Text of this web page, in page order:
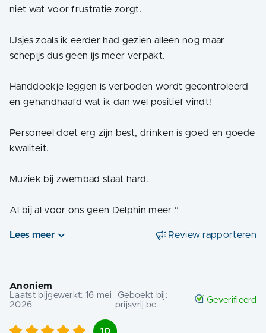
niet wat voor frustratie zorgt.
IJsjes zoals ik eerder had gezien alleen nog maar
schepijs dus geen ijs meer verpakt.
Handdoekje leggen is verboden wordt gecontroleerd
en gehandhaafd wat ik dan wel positief vindt!
Personeel doet erg zijn best, drinken is goed en goede
kwaliteit.
Muziek bij zwembad staat hard.
Al bij al voor ons geen Delphin meer “
Lees meer Review rapporteren
Anoniem
Laatst bijgewerkt: 16 mei
2026
Geboekt bij:
prijsvrij.be
Geverifieerd
10